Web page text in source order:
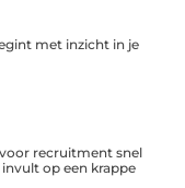
met inzicht in je
recruitment snel
op een krappe